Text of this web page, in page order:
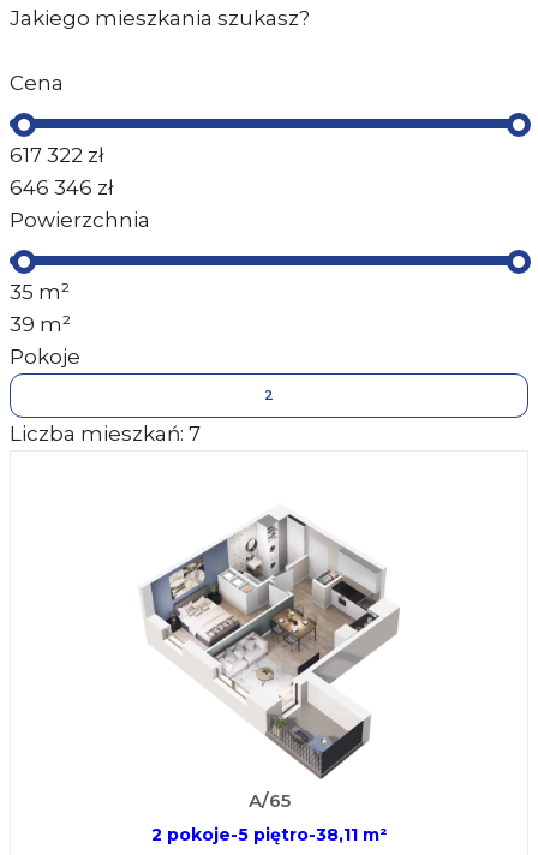
Jakiego mieszkania szukasz?
Cena
617 322 zł
646 346 zł
Powierzchnia
35 m²
39 m²
Pokoje
2
Liczba mieszkań: 7
A/65
2 pokoje-5 piętro-38,11 m²